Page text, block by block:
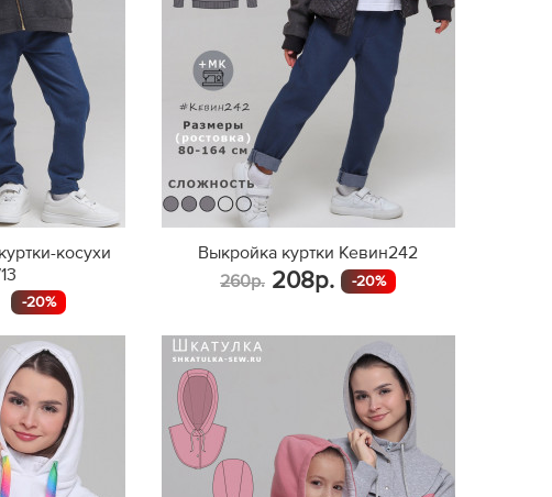
косухи
-20%
Выкройка куртки Кевин242
260р. 208р. -20%